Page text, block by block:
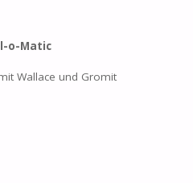
o-Matic
Wallace und Gromit